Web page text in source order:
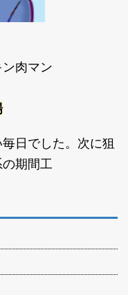
肉マン
日でした。次に狙
期間工